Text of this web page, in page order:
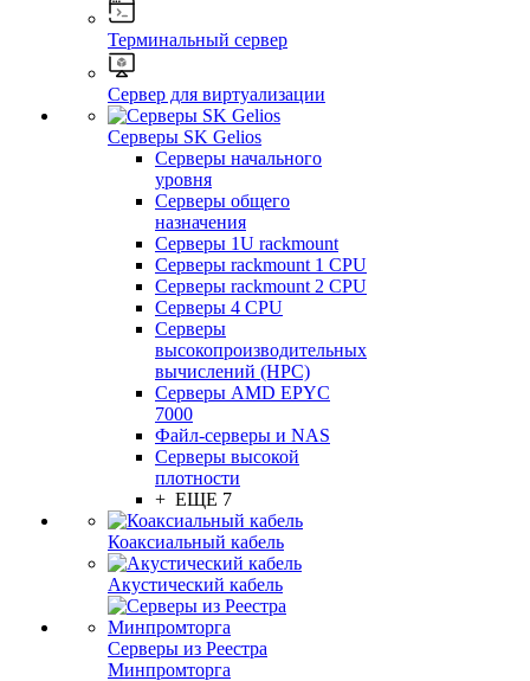
Терминальный сервер
Сервер для виртуализации
Серверы SK Gelios
Серверы начального
уровня
Серверы общего
назначения
Серверы 1U rackmount
Серверы rackmount 1 CPU
Серверы rackmount 2 CPU
Серверы 4 CPU
Серверы
высокопроизводительных
вычислений (HPC)
Серверы AMD EPYC
7000
Файл-серверы и NAS
Серверы высокой
плотности
+ ЕЩЕ 7
Коаксиальный кабель
Акустический кабель
Серверы из Реестра
Минпромторга